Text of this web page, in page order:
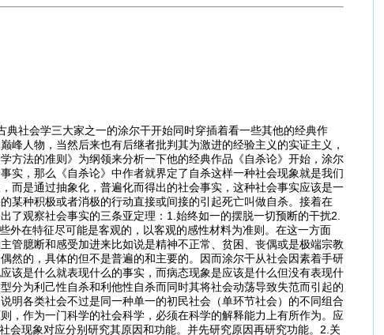
社会学三大家之一的涂尔干开始同时穿插着看一些其他的经典作
人物，当然后来也有后继者批判其为激进的经验主义的实证主义，
方法的准则》为纲领来分析一下他的经典作品《自杀论》开始，涂尔
实，那么《自杀论》中作者就界定了自杀这样一种社会现象就是我们
而是通过抽象化，普遍化而得出的社会事实，这种社会事实应该是一
某种积极或者消极的行动直接或间接的引起死亡叫做自杀。接着在
了观察社会事实的三条亚定理：1.始终如一的摆脱一切预断的干扰2.
外在特征尽可能是客观的，以客观的感性材料为准则。在这一方面
管臆断和感受加进来比如说是精神不正常、贫困、丧偶或是极端宗教
然的，具体的但不是普遍的和主要的。因而涂尔干从社会因素着手研
该是什么就表现什么的事实，而病态现象是应该是什么但没有表现什
分为利己性自杀和利他性自杀而同时其将社会动荡导致失范而引起的
明各类社会不过是同一种单一的初民社会（单环节社会）的不同组合
，作为一门科学的社会科学，必须在科学的解释能力上有所作为。应
会现象对应分别研究其原因和功能。并先研究原因再研究功能。2.关